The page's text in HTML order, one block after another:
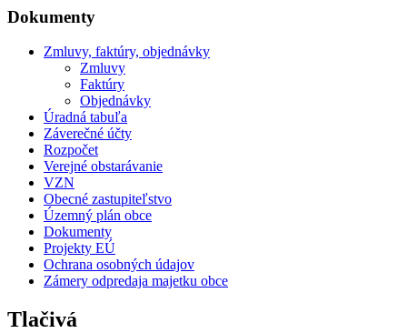
Dokumenty
Zmluvy, faktúry, objednávky
Zmluvy
Faktúry
Objednávky
Úradná tabuľa
Záverečné účty
Rozpočet
Verejné obstarávanie
VZN
Obecné zastupiteľstvo
Územný plán obce
Dokumenty
Projekty EÚ
Ochrana osobných údajov
Zámery odpredaja majetku obce
Tlačivá